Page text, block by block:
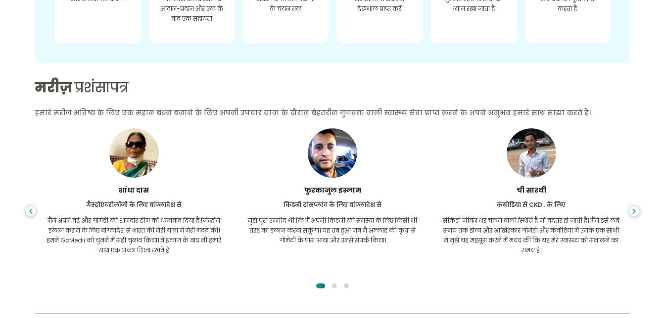
आदान-प्रदान और एक के
बाद एक सहायता
के चयन तक
देखभाल प्राप्त करें
ध्यान रखा जाता है
करता है
मरीज़प्रशंसापत्र
हमारे मरीज भविष्य के लिए एक महान बंधन बनाने के लिए अपनी उपचार यात्रा के दौरान बेहतरीन गुणवत्ता वाली स्वास्थ्य सेवा प्राप्त करने के अपने अनुभव हमारे साथ साझा करते हैं।
शांधा दास
गैस्ट्रोएंटरोलॉजी के लिए बांग्लादेश से
मैंने अपने बेटे और गोमेडी की शानदार टीम को धन्यवाद दिया है जिन्होंने
इलाज कराने के लिए बांग्लादेश से भारत की मेरी यात्रा में मेरी मदद की।
हमने GoMedii को चुनने में सही चुनाव किया। वे इलाज के बाद भी हमारे
साथ एक अच्छा रिश्ता रखते हैं
फुरकानुल इस्लाम
किडनी ट्रांसप्लांट के लिए बांग्लादेश से
मुझे पूरी उम्मीद थी कि मैं अपनी किडनी की समस्या के लिए किसी भी
तरह का इलाज करवा सकूंगा। यह तब हुआ जब मैं अल्लाह की कृपा से
गोमेदी के पास आया और उनसे संपर्क किया।
ची सारथी
कंबोडिया से CKD . के लिए
सीकेडी जीवन भर चलने वाली स्थिति है जो बदतर हो जाती है। मैंने इसे लंबे
समय तक झेला और आखिरकार गोमेडी और कंबोडिया में उनके एक साथी
ने मुझे यह महसूस करने में मदद की कि यह मेरे स्वास्थ्य को संभालने का
समय है।